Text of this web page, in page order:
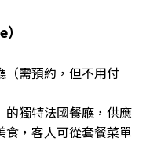
（需預約，但不用付
的獨特法國餐廳，供應
食，客人可從套餐菜單